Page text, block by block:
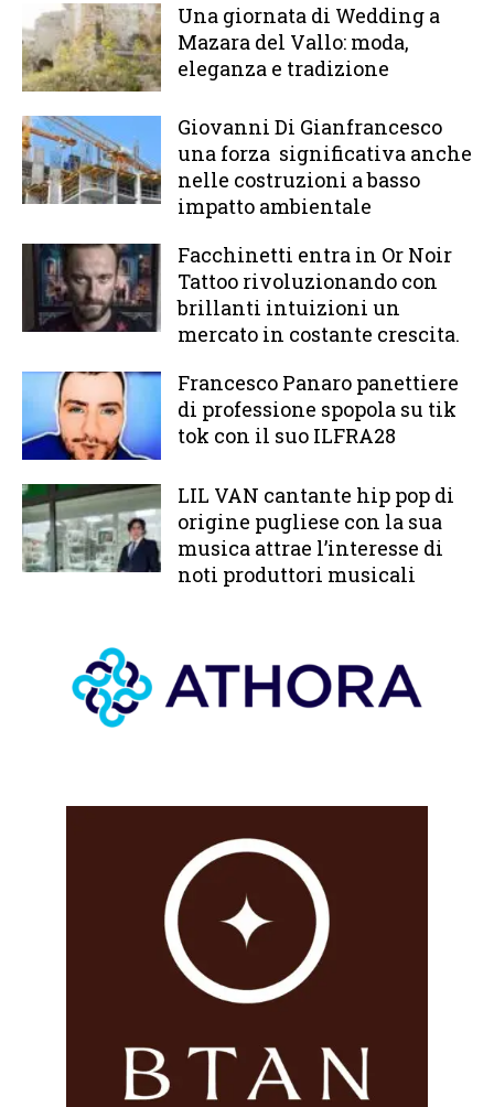
Una giornata di Wedding a
Mazara del Vallo: moda,
eleganza e tradizione
Giovanni Di Gianfrancesco
una forza significativa anche
nelle costruzioni a basso
impatto ambientale
Facchinetti entra in Or Noir
Tattoo rivoluzionando con
brillanti intuizioni un
mercato in costante crescita.
Francesco Panaro panettiere
di professione spopola su tik
tok con il suo ILFRA28
LIL VAN cantante hip pop di
origine pugliese con la sua
musica attrae l’interesse di
noti produttori musicali